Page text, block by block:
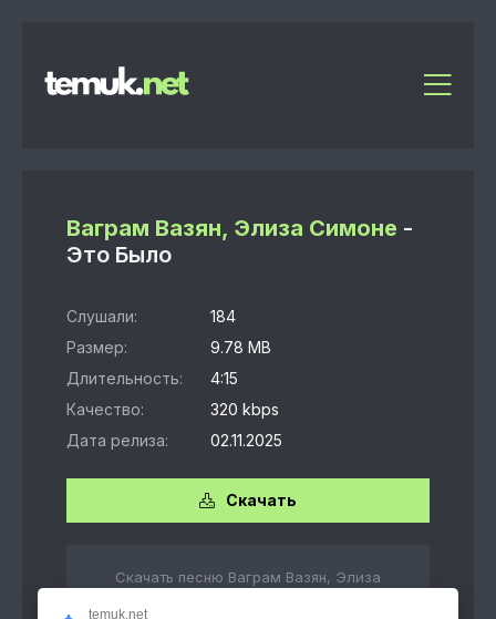
Ваграм Вазян, Элиза Симоне -
Это Было
Слушали:
184
Размер:
9.78 MB
Длительность:
4:15
Качество:
320 kbps
Дата релиза:
02.11.2025
Скачать
Скачать песню Ваграм Вазян, Элиза
temuk.net